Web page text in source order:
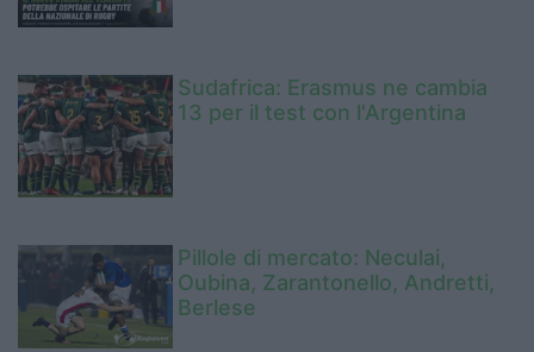
Sudafrica: Erasmus ne cambia
13 per il test con l'Argentina
Pillole di mercato: Neculai,
Oubina, Zarantonello, Andretti,
Berlese